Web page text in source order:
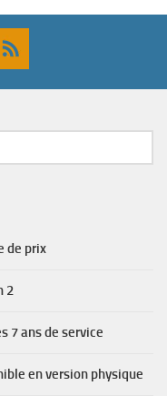
de prix
2
7 ans de service
en version physique